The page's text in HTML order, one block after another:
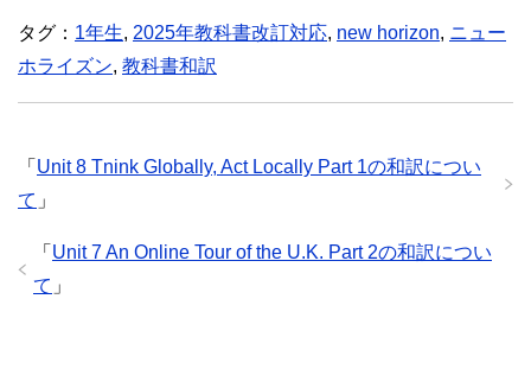
タグ： 1年生, 2025年教科書改訂対応, new horizon, ニュー
ホライズン, 教科書和訳
「 Unit 8 Tnink Globally, Act Locally Part 1の和訳につい
て 」
「 Unit 7 An Online Tour of the U.K. Part 2の和訳につい
て 」